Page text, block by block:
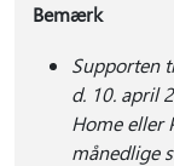
Bemærk
Supporten
d. 10. april
Home eller
månedlige